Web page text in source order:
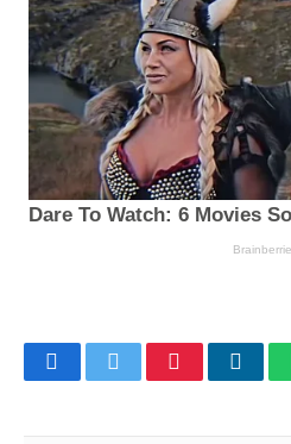
FacebookTwitterPinterest